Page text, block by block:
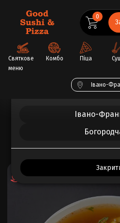
Святкове
меню
Комбо Піца
Івано-
0
Обрати
Івано-
Супи/wok Рамен
ВСЕ ПРО ТОВАР